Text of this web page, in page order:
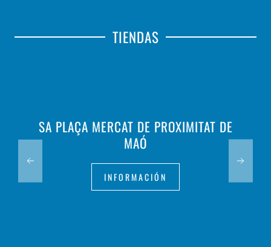
TIENDAS
SA PLAÇA MERCAT DE PROXIMITAT DE
MAÓ
INFORMACIÓN